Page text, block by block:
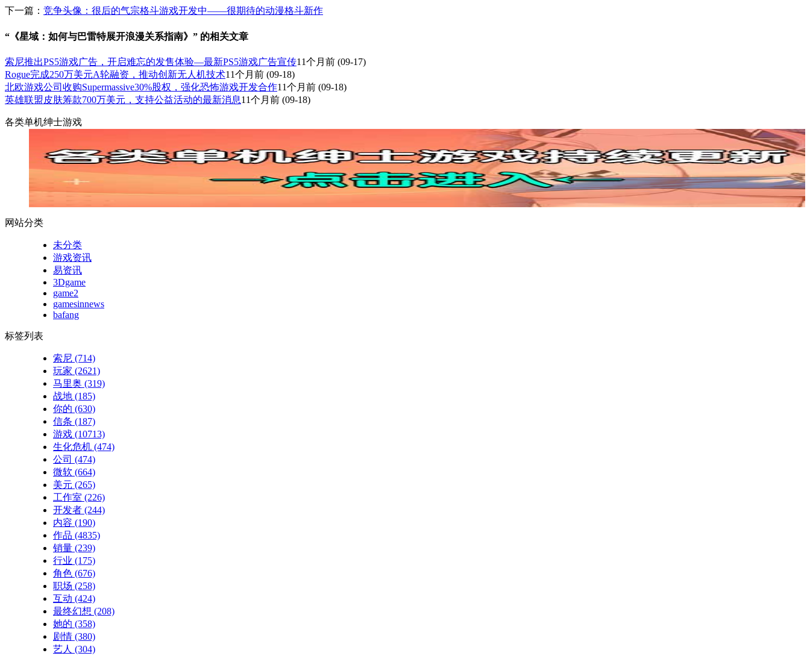
下一篇： 竞争头像：很后的气宗格斗游戏开发中——很期待的动漫格斗新作
“《星域：如何与巴雷特展开浪漫关系指南》” 的相关文章
索尼推出PS5游戏广告，开启难忘的发售体验—最新PS5游戏广告宣传11个月前 (09-17)
Rogue完成250万美元A轮融资，推动创新无人机技术11个月前 (09-18)
北欧游戏公司收购Supermassive30%股权，强化恐怖游戏开发合作11个月前 (09-18)
英雄联盟皮肤筹款700万美元，支持公益活动的最新消息11个月前 (09-18)
各类单机绅士游戏
网站分类
未分类
游戏资讯
易资讯
3Dgame
game2
gamesinnews
bafang
标签列表
索尼 (714)
玩家 (2621)
马里奥 (319)
战地 (185)
你的 (630)
信条 (187)
游戏 (10713)
生化危机 (474)
公司 (474)
微软 (664)
美元 (265)
工作室 (226)
开发者 (244)
内容 (190)
作品 (4835)
销量 (239)
行业 (175)
角色 (676)
职场 (258)
互动 (424)
最终幻想 (208)
她的 (358)
剧情 (380)
艺人 (304)